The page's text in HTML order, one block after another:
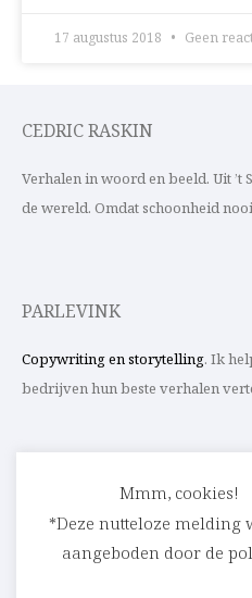
17 augustus 2018 Geen
CEDRIC RASKIN
Verhalen in woord en beeld. Uit ’t
de wereld. Omdat schoonheid
PARLEVINK
Copywriting en storytelling. Ik
bedrijven hun beste verhalen
Schrijf ik straks mee aan jouw
heel graag op
cedric@parlevink.be
Mmm, cookies!
*Deze nutteloze melding
aangeboden door de